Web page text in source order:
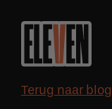
Terug naar blog